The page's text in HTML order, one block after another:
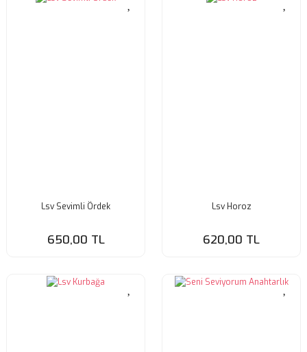
Lsv Sevimli Ördek
650,00 TL
Lsv Horoz
620,00 TL